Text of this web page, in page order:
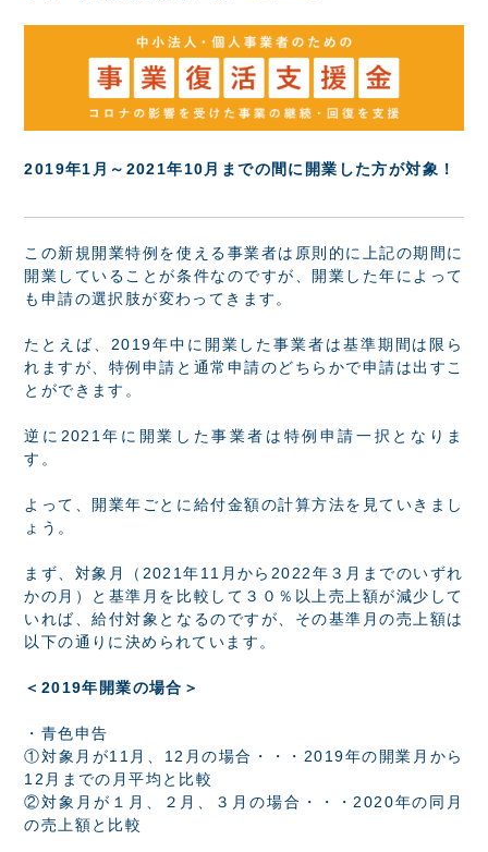
2019年1月～2021年10月までの間に開業した方が対象！
この新規開業特例を使える事業者は原則的に上記の期間に
開業していることが条件なのですが、開業した年によって
も申請の選択肢が変わってきます。
たとえば、2019年中に開業した事業者は基準期間は限ら
れますが、特例申請と通常申請のどちらかで申請は出すこ
とができます。
逆に2021年に開業した事業者は特例申請一択となりま
す。
よって、開業年ごとに給付金額の計算方法を見ていきまし
ょう。
まず、対象月（2021年11月から2022年３月までのいずれ
かの月）と基準月を比較して３０％以上売上額が減少して
いれば、給付対象となるのですが、その基準月の売上額は
以下の通りに決められています。
＜2019年開業の場合＞
・青色申告
①対象月が11月、12月の場合・・・2019年の開業月から
12月までの月平均と比較
②対象月が１月、２月、３月の場合・・・2020年の同月
の売上額と比較